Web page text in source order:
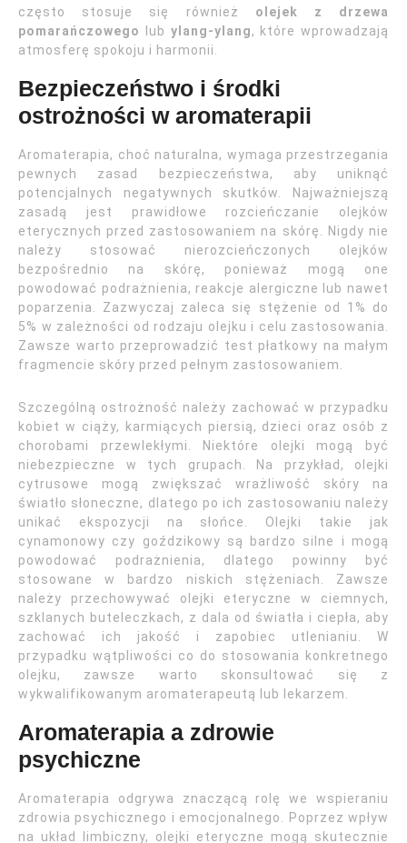
często stosuje się również olejek z drzewa
pomarańczowego
lub ylang-ylang, które wprowadzają
atmosferę spokoju i harmonii.
Bezpieczeństwo i środki
ostrożności w aromaterapii
Aromaterapia, choć naturalna, wymaga przestrzegania
pewnych zasad bezpieczeństwa, aby uniknąć
potencjalnych negatywnych skutków. Najważniejszą
zasadą jest prawidłowe rozcieńczanie olejków
eterycznych przed zastosowaniem na skórę. Nigdy nie
należy stosować nierozcieńczonych olejków
bezpośrednio na skórę, ponieważ mogą one
powodować podrażnienia, reakcje alergiczne lub nawet
poparzenia. Zazwyczaj zaleca się stężenie od 1% do
5% w zależności od rodzaju olejku i celu zastosowania.
Zawsze warto przeprowadzić test płatkowy na małym
fragmencie skóry przed pełnym zastosowaniem.
Szczególną ostrożność należy zachować w przypadku
kobiet w ciąży, karmiących piersią, dzieci oraz osób z
chorobami przewlekłymi. Niektóre olejki mogą być
niebezpieczne w tych grupach. Na przykład, olejki
cytrusowe mogą zwiększać wrażliwość skóry na
światło słoneczne, dlatego po ich zastosowaniu należy
unikać ekspozycji na słońce. Olejki takie jak
cynamonowy czy goździkowy są bardzo silne i mogą
powodować podrażnienia, dlatego powinny być
stosowane w bardzo niskich stężeniach. Zawsze
należy przechowywać olejki eteryczne w ciemnych,
szklanych buteleczkach, z dala od światła i ciepła, aby
zachować ich jakość i zapobiec utlenianiu. W
przypadku wątpliwości co do stosowania konkretnego
olejku, zawsze warto skonsultować się z
wykwalifikowanym aromaterapeutą lub lekarzem.
Aromaterapia a zdrowie
psychiczne
Aromaterapia odgrywa znaczącą rolę we wspieraniu
zdrowia psychicznego i emocjonalnego. Poprzez wpływ
na układ limbiczny, olejki eteryczne mogą skutecznie